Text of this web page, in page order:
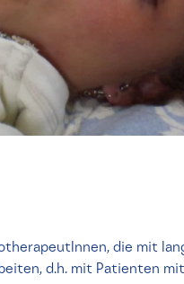
die mit
d.h. mit Patienten